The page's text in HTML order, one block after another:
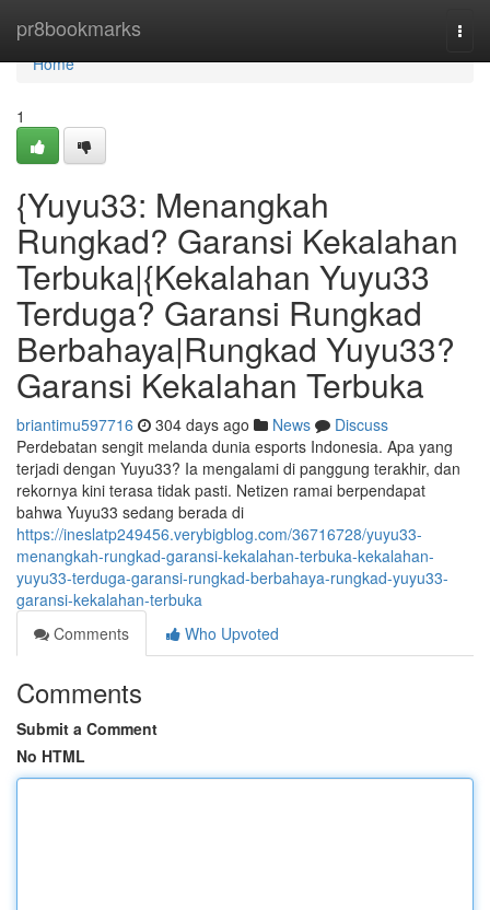
pr8bookmarks
Home
Home
1
{Yuyu33: Menangkah
Rungkad? Garansi Kekalahan
Terbuka|{Kekalahan Yuyu33
Terduga? Garansi Rungkad
Berbahaya|Rungkad Yuyu33?
Garansi Kekalahan Terbuka
briantimu597716 304 days ago News
Discuss
Perdebatan sengit melanda dunia esports Indonesia. Apa yang
terjadi dengan Yuyu33? Ia mengalami di panggung terakhir, dan
rekornya kini terasa tidak pasti. Netizen ramai berpendapat
bahwa Yuyu33 sedang berada di
https://ineslatp249456.verybigblog.com/36716728/yuyu33-
menangkah-rungkad-garansi-kekalahan-terbuka-kekalahan-
yuyu33-terduga-garansi-rungkad-berbahaya-rungkad-yuyu33-
garansi-kekalahan-terbuka
Comments
Who Upvoted
Comments
Submit a Comment
No HTML